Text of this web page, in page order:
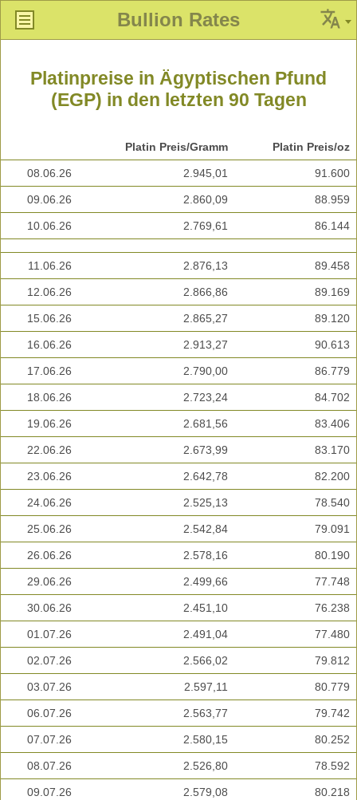
Bullion Rates
Platinpreise in Ägyptischen Pfund
(EGP) in den letzten 90 Tagen
Platin Preis/Gramm Platin Preis/oz
08.06.26 2.945,01 91.600
09.06.26 2.860,09 88.959
10.06.26 2.769,61 86.144
11.06.26 2.876,13 89.458
12.06.26 2.866,86 89.169
15.06.26 2.865,27 89.120
16.06.26 2.913,27 90.613
17.06.26 2.790,00 86.779
18.06.26 2.723,24 84.702
19.06.26 2.681,56 83.406
22.06.26 2.673,99 83.170
23.06.26 2.642,78 82.200
24.06.26 2.525,13 78.540
25.06.26 2.542,84 79.091
26.06.26 2.578,16 80.190
29.06.26 2.499,66 77.748
30.06.26 2.451,10 76.238
01.07.26 2.491,04 77.480
02.07.26 2.566,02 79.812
03.07.26 2.597,11 80.779
06.07.26 2.563,77 79.742
07.07.26 2.580,15 80.252
08.07.26 2.526,80 78.592
09.07.26 2.579,08 80.218